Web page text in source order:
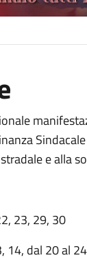
e alla
23, 29, 30
14, dal 20 al